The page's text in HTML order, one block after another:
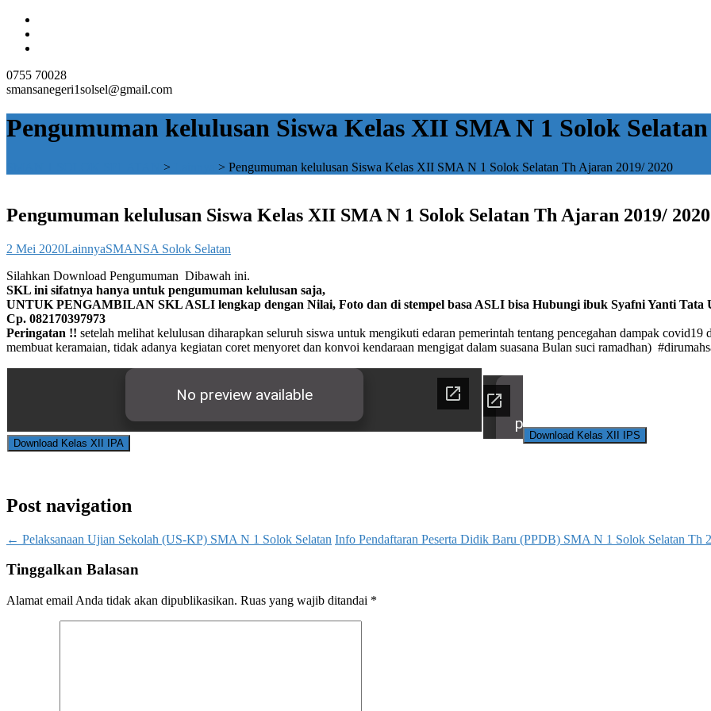
0755 70028
smansanegeri1solsel@gmail.com
Pengumuman kelulusan Siswa Kelas XII SMA N 1 Solok
> > Pengumuman kelulusan Siswa Kelas XII SMA N 1 Solok Selatan Th Ajaran 2019/ 2020
Pengumuman kelulusan Siswa Kelas XII SMA N 1 Solok Selatan Th Ajaran 2019/ 2020
2 Mei 2020LainnyaSMANSA Solok Selatan
Silahkan Download Pengumuman Dibawah ini.
SKL ini sifatnya hanya untuk pengumuman kelulusan saja,
UNTUK PENGAMBILAN SKL ASLI lengkap dengan Nilai, Foto dan di stempel basa ASLI bisa Hubungi ibuk Syafni Yanti Tata
Cp. 082170397973
Peringatan !! setelah melihat kelulusan diharapkan seluruh siswa untuk mengikuti edaran pemerintah tentang pencegahan dampak
membuat keramaian, tidak adanya kegiatan coret menyoret dan konvoi kendaraan mengigat dalam suasana Bulan suci ramadhan)
Download Kelas XII IPA
Download Kelas XII IPS
Post navigation
← Pelaksanaan Ujian Sekolah (US-KP) SMA N 1 Solok Selatan Info Pendaftaran Peserta Didik Baru (PPDB) SMA N 1 Solok Selatan Th
Tinggalkan Balasan
Alamat email Anda tidak akan dipublikasikan. Ruas yang wajib ditandai *